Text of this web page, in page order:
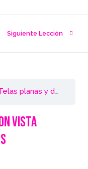
Siguiente Lección
04. MOLDERÍA DE HOMBRES – Telas planas y de punto
vista